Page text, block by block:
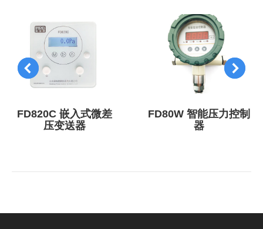
FD820C 嵌入式微差
压变送器
FD80W 智能压力控制
器